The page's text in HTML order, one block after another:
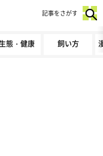
態・健康 飼い方
記事をさがす